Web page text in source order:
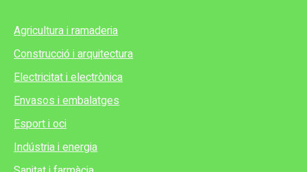
Agricultura i ramaderia
Construcció i arquitectura
Electricitat i electrònica
Envasos i embalatges
Esport i oci
Indústria i energia